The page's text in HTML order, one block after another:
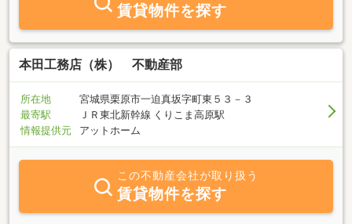
賃貸物件を探す
本田工務店（株） 不動産部
所在地
宮城県栗原市一迫真坂字町東５３－３
最寄駅
ＪＲ東北新幹線 くりこま高原駅
情報提供元
アットホーム
この不動産会社が取り扱う
賃貸物件を探す